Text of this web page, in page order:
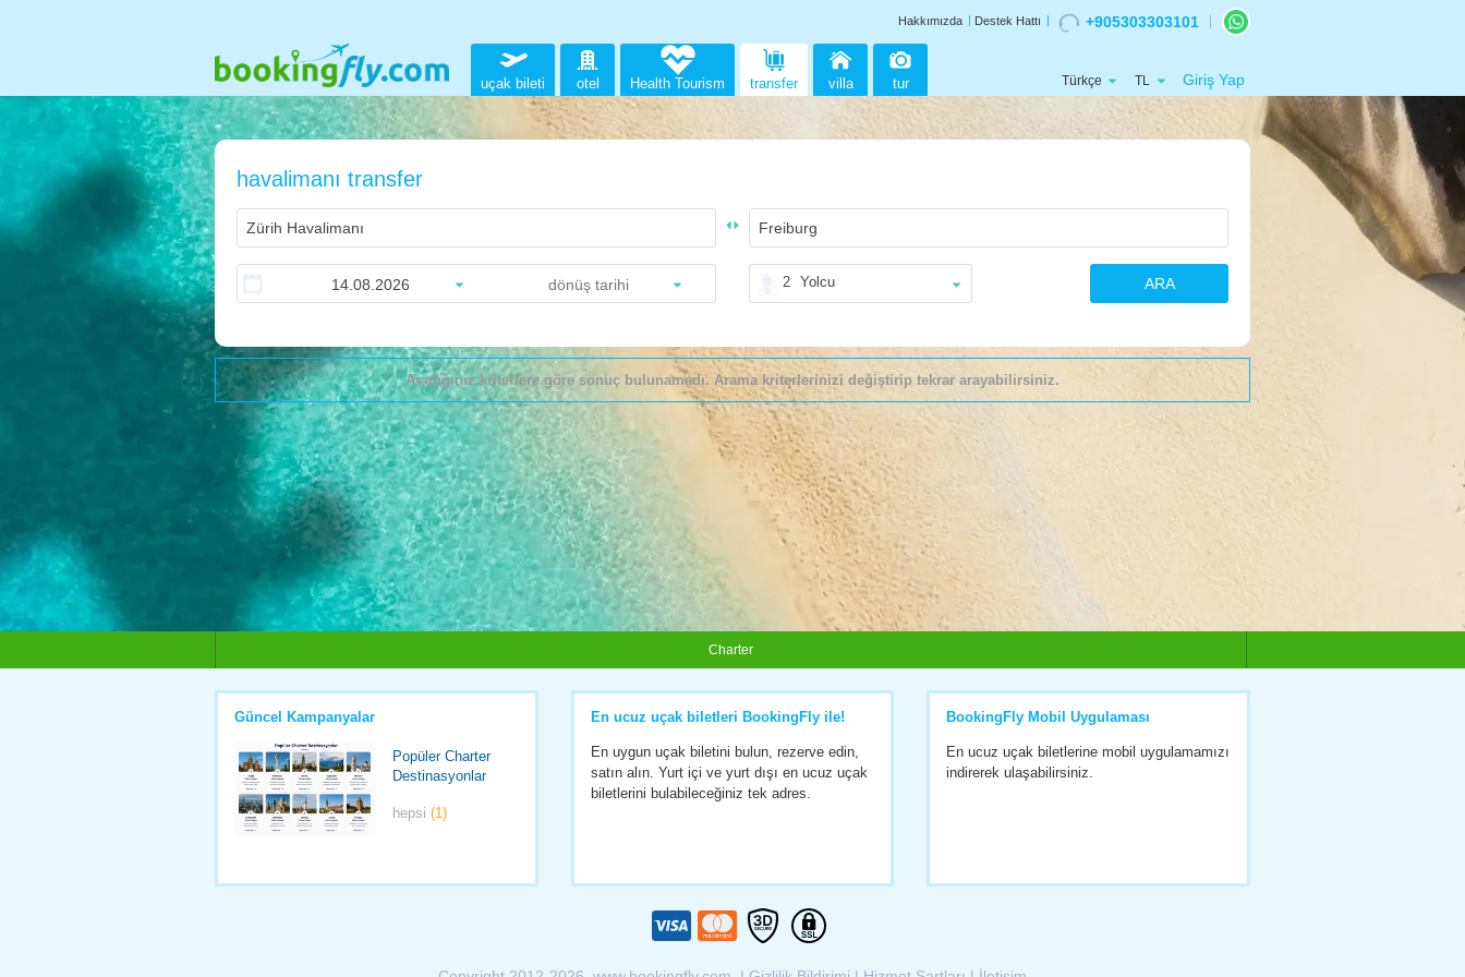
Hakkımızda Destek Hattı +905303303101
uçak bileti otel transfer villa tur
Health Tourism Türkçe TL Giriş Yap
havalimanı transfer
2 Yolcu ARA
Aradığınız kriterlere göre sonuç bulunamadı. Arama kriterlerinizi değiştirip tekrar arayabilirsiniz.
Charter
Güncel Kampanyalar
Popüler Charter
Destinasyonlar
hepsi(1)
En ucuz uçak biletleri BookingFly ile!
En uygun uçak biletini bulun, rezerve edin,
satın alın. Yurt içi ve yurt dışı en ucuz uçak
biletlerini bulabileceğiniz tek adres.
BookingFly Mobil Uygulaması
En ucuz uçak biletlerine mobil uygulamamızı
indirerek ulaşabilirsiniz.